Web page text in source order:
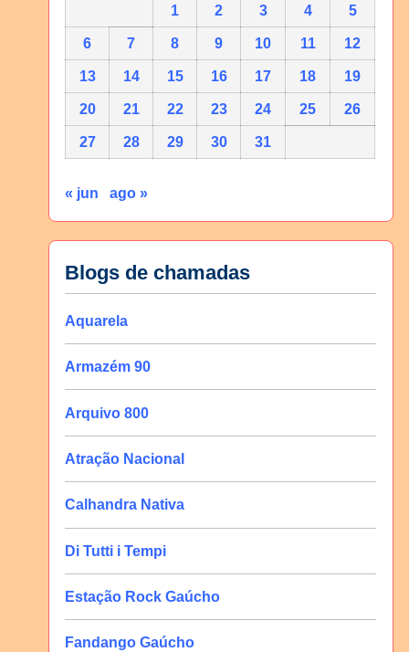
1 2 3 4 5
6 7 8 9 10 11 12
13 14 15 16 17 18 19
20 21 22 23 24 25 26
27 28 29 30 31
« jun ago »
Blogs de chamadas
Aquarela
Armazém 90
Arquivo 800
Atração Nacional
Calhandra Nativa
Di Tutti i Tempi
Estação Rock Gaúcho
Fandango Gaúcho